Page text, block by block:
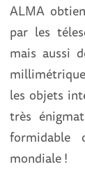
ALMA
par les
mais aussi
les objets
très
formidable
mondiale !